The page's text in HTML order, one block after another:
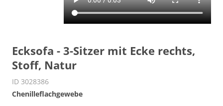
Ecksofa - 3-Sitzer mit Ecke rechts,
Stoff, Natur
ID 3028386
Chenilleflachgewebe